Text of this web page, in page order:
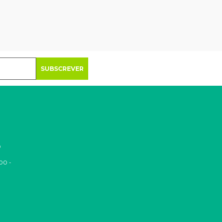
SUBSCREVER
-